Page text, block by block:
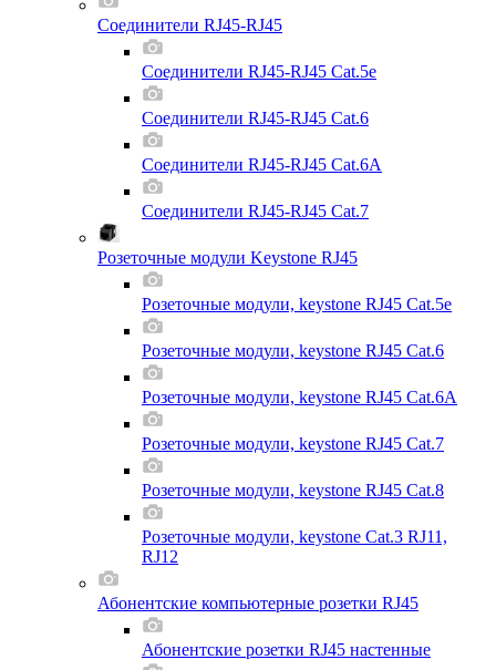
Соединители RJ45-RJ45
Соединители RJ45-RJ45 Cat.5e
Соединители RJ45-RJ45 Cat.6
Соединители RJ45-RJ45 Cat.6A
Соединители RJ45-RJ45 Cat.7
Розеточные модули Keystone RJ45
Розеточные модули, keystone RJ45 Cat.5e
Розеточные модули, keystone RJ45 Cat.6
Розеточные модули, keystone RJ45 Cat.6A
Розеточные модули, keystone RJ45 Cat.7
Розеточные модули, keystone RJ45 Cat.8
Розеточные модули, keystone Cat.3 RJ11,
RJ12
Абонентские компьютерные розетки RJ45
Абонентские розетки RJ45 настенные